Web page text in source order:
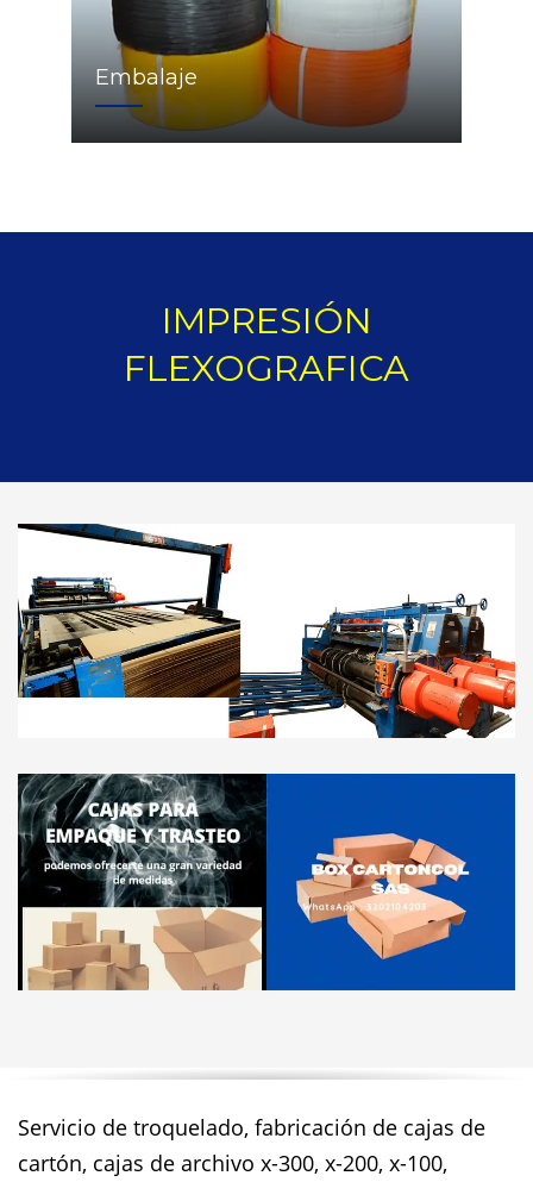
Embalaje
IMPRESIÓN
FLEXOGRAFICA
Servicio de troquelado, fabricación de cajas de
cartón, cajas de archivo x-300, x-200, x-100,